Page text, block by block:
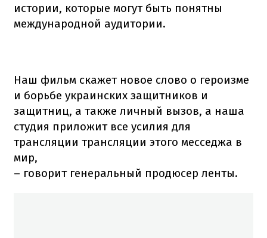
истории, которые могут быть понятны
международной аудитории.
Наш фильм скажет новое слово о героизме
и борьбе украинских защитников и
защитниц, а также личный вызов, а наша
студия приложит все усилия для
трансляции трансляции этого месседжа в
мир,
– говорит генеральный продюсер ленты.